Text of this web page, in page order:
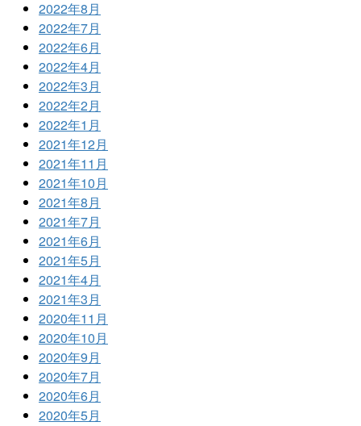
2022年8月
2022年7月
2022年6月
2022年4月
2022年3月
2022年2月
2022年1月
2021年12月
2021年11月
2021年10月
2021年8月
2021年7月
2021年6月
2021年5月
2021年4月
2021年3月
2020年11月
2020年10月
2020年9月
2020年7月
2020年6月
2020年5月